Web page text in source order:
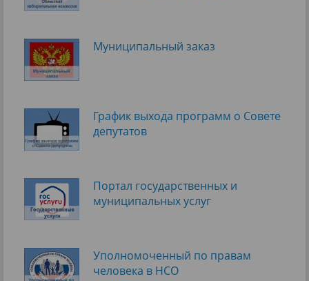
Муниципальный заказ
График выхода программ о Cовете
депутатов
Портал государственных и
муниципальных услуг
Уполномоченный по правам
человека в НСО